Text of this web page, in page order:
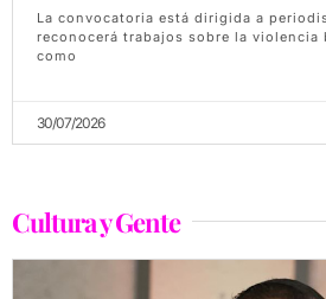
La convocatoria está dirigida a
reconocerá trabajos sobre la violencia
como
30/07/2026
Cultura y Gente